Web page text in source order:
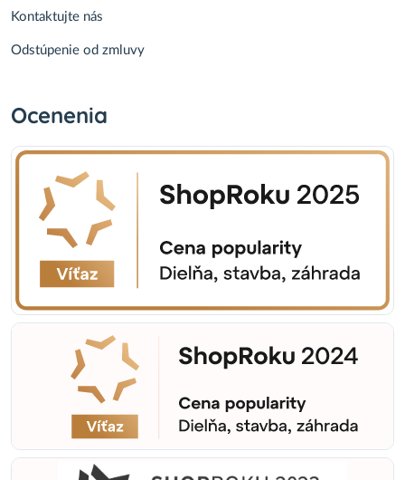
Kontaktujte nás
Odstúpenie od zmluvy
Ocenenia